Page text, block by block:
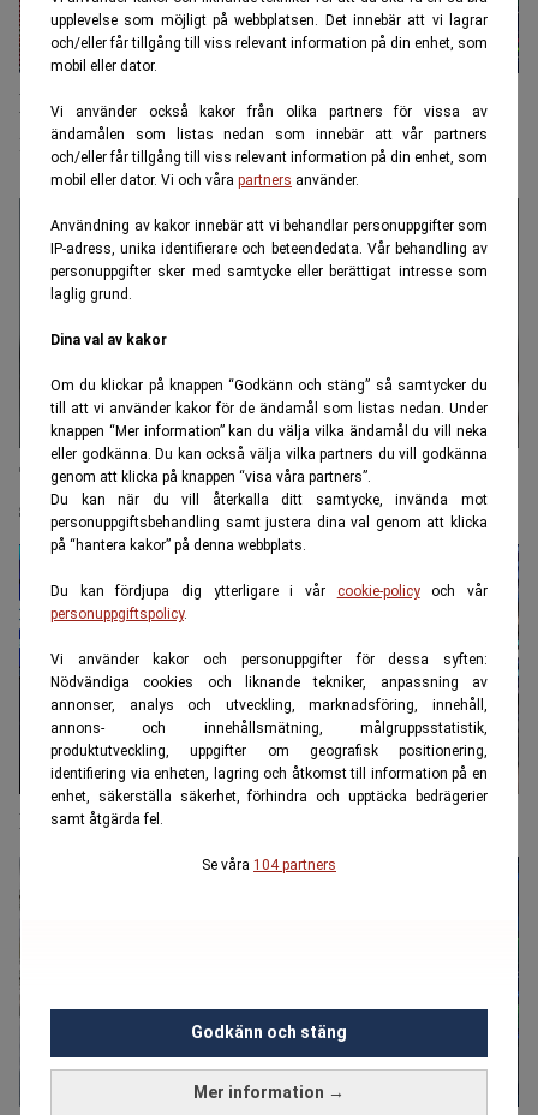
upplevelse som möjligt på webbplatsen. Det innebär att vi lagrar
och/eller får tillgång till viss relevant information på din enhet, som
mobil eller dator.
Vi använder också kakor från olika partners för vissa av
ändamålen som listas nedan som innebär att vår partners
och/eller får tillgång till viss relevant information på din enhet, som
mobil eller dator. Vi och våra partners använder.
Användning av kakor innebär att vi behandlar personuppgifter som
IP-adress, unika identifierare och beteendedata. Vår behandling av
personuppgifter sker med samtycke eller berättigat intresse som
laglig grund.
Dina val av kakor
Om du klickar på knappen “Godkänn och stäng” så samtycker du
till att vi använder kakor för de ändamål som listas nedan. Under
knappen “Mer information” kan du välja vilka ändamål du vill neka
eller godkänna. Du kan också välja vilka partners du vill godkänna
genom att klicka på knappen “visa våra partners”.
Du kan när du vill återkalla ditt samtycke, invända mot
personuppgiftsbehandling samt justera dina val genom att klicka
på “hantera kakor” på denna webbplats.
Du kan fördjupa dig ytterligare i vår cookie-policyoch vår
personuppgiftspolicy.
Vi använder kakor och personuppgifter för dessa syften:
Nödvändiga cookies och liknande tekniker, anpassning av
annonser, analys och utveckling, marknadsföring, innehåll,
annons- och innehållsmätning, målgruppsstatistik,
produktutveckling, uppgifter om geografisk positionering,
identifiering via enheten, lagring och åtkomst till information på en
enhet, säkerställa säkerhet, förhindra och upptäcka bedrägerier
samt åtgärda fel.
Se våra 104 partners
Mer information →
Godkänn och stäng
Därför faller börsen – begränsade
rörelser
Tullhoten skakar börsen – så bör du tänka som
sparare
Expert på finanskrascher: Finns många tecken nu